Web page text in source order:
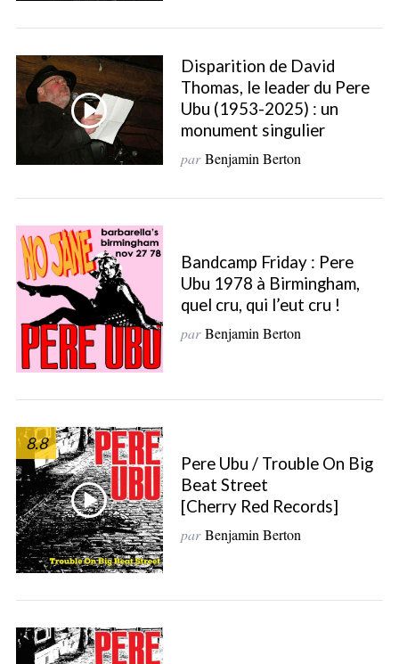
Disparition de David
Thomas, le leader du Pere
Ubu (1953-2025) : un
monument singulier
par Benjamin Berton
Bandcamp Friday : Pere
Ubu 1978 à Birmingham,
quel cru, qui l’eut cru !
par Benjamin Berton
8.8
Pere Ubu / Trouble On Big
Beat Street
[Cherry Red Records]
par Benjamin Berton
S
e
a
r
c
h
f
o